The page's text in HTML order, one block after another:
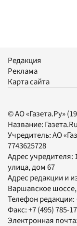
Редакция
Реклама
Карта сайта
© АО «Газета.Ру»
Название: Газета.Ru
Учредитель:АО
7743625728
Адрес учредителя:
улица, дом 67
Адрес редакции и
Варшавское шоссе,
Телефон редакции:
Факс:+7 (495) 785-
Электронная почта: